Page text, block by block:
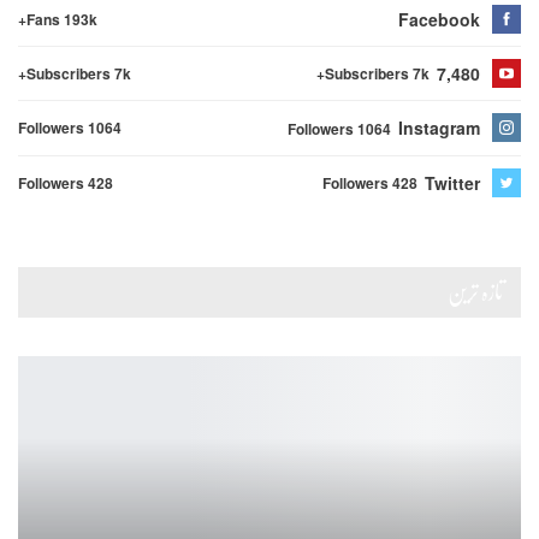
Facebook
Fans 193k+
7,480
Subscribers 7k+
Subscribers 7k+
Instagram
Followers 1064
Followers 1064
Twitter
Followers 428
Followers 428